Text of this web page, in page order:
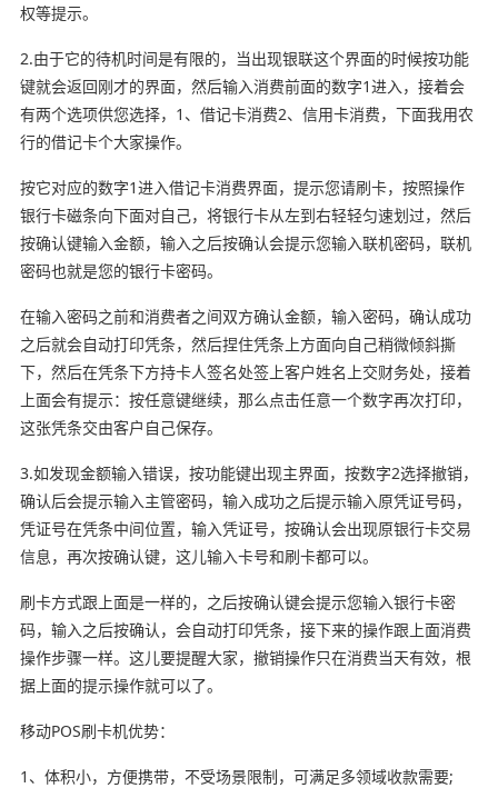
权等提示。
2.由于它的待机时间是有限的，当出现银联这个界面的时候按功能
键就会返回刚才的界面，然后输入消费前面的数字1进入，接着会
有两个选项供您选择，1、借记卡消费2、信用卡消费，下面我用农
行的借记卡个大家操作。
按它对应的数字1进入借记卡消费界面，提示您请刷卡，按照操作
银行卡磁条向下面对自己，将银行卡从左到右轻轻匀速划过，然后
按确认键输入金额，输入之后按确认会提示您输入联机密码，联机
密码也就是您的银行卡密码。
在输入密码之前和消费者之间双方确认金额，输入密码，确认成功
之后就会自动打印凭条，然后捏住凭条上方面向自己稍微倾斜撕
下，然后在凭条下方持卡人签名处签上客户姓名上交财务处，接着
上面会有提示：按任意键继续，那么点击任意一个数字再次打印，
这张凭条交由客户自己保存。
3.如发现金额输入错误，按功能键出现主界面，按数字2选择撤销，
确认后会提示输入主管密码，输入成功之后提示输入原凭证号码，
凭证号在凭条中间位置，输入凭证号，按确认会出现原银行卡交易
信息，再次按确认键，这儿输入卡号和刷卡都可以。
刷卡方式跟上面是一样的，之后按确认键会提示您输入银行卡密
码，输入之后按确认，会自动打印凭条，接下来的操作跟上面消费
操作步骤一样。这儿要提醒大家，撤销操作只在消费当天有效，根
据上面的提示操作就可以了。
移动POS刷卡机优势：
1、体积小，方便携带，不受场景限制，可满足多领域收款需要;